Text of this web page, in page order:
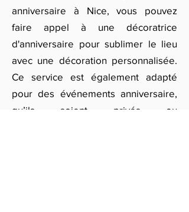
anniversaire à Nice, vous pouvez
faire appel à une décoratrice
d'anniversaire pour sublimer le lieu
avec une décoration personnalisée.
Ce service est également adapté
pour des événements anniversaire,
qu’ils soient privés ou